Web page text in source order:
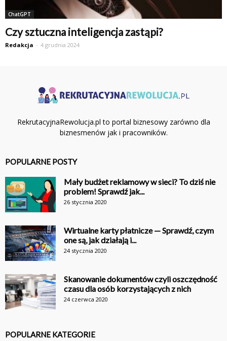
ChatGPT
Czy sztuczna inteligencja zastąpi?
Redakcja - 4 grudnia 2024
RekrutacyjnaRewolucja.pl to portal biznesowy zarówno dla
biznesmenów jak i pracowników.
POPULARNE POSTY
Mały budżet reklamowy w sieci? To dziś nie
problem! Sprawdź jak...
26 stycznia 2020
Wirtualne karty płatnicze — Sprawdź, czym
one są, jak działają i...
24 stycznia 2020
Skanowanie dokumentów czyli oszczędność
czasu dla osób korzystających z nich
24 czerwca 2020
POPULARNE KATEGORIE